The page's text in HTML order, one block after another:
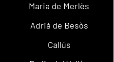
Maria de Merlès
Adrià de Besòs
Callús